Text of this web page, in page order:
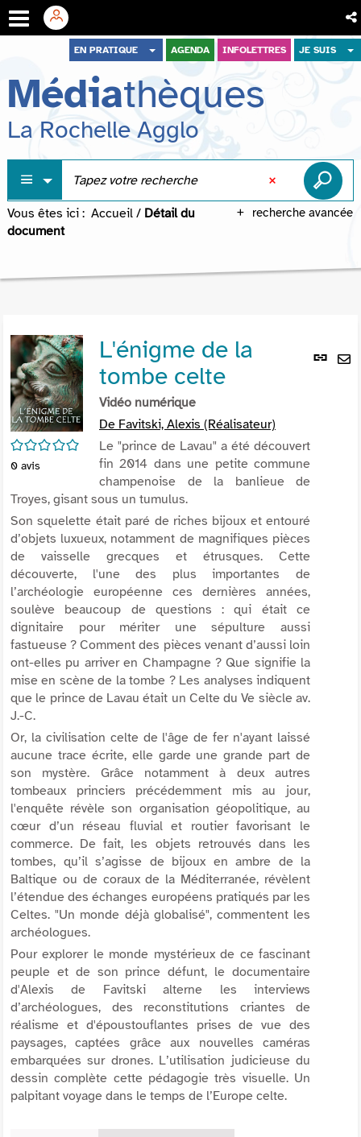
menu
contenu
recherche
EN PRATIQUE AGENDA INFOLETTRES JE SUIS
Médiathèques
La Rochelle Agglo
recherche avancée
Vous êtes ici : Accueil / Détail du
document
Lien
/5
0 avis
L'énigme de la
tombe celte
Vidéo numérique
De Favitski, Alexis (Réalisateur)
Le "prince de Lavau" a été découvert
fin 2014 dans une petite commune
champenoise de la banlieue de
Troyes, gisant sous un tumulus.
Son squelette était paré de riches bijoux et entouré
d’objets luxueux, notamment de magnifiques pièces
de vaisselle grecques et étrusques. Cette
découverte, l'une des plus importantes de
l’archéologie européenne ces dernières années,
soulève beaucoup de questions : qui était ce
dignitaire pour mériter une sépulture aussi
fastueuse ? Comment des pièces venant d’aussi loin
ont-elles pu arriver en Champagne ? Que signifie la
mise en scène de la tombe ? Les analyses indiquent
que le prince de Lavau était un Celte du Ve siècle av.
J.-C.
Or, la civilisation celte de l'âge de fer n'ayant laissé
aucune trace écrite, elle garde une grande part de
son mystère. Grâce notamment à deux autres
tombeaux princiers précédemment mis au jour,
l'enquête révèle son organisation géopolitique, au
cœur d’un réseau fluvial et routier favorisant le
commerce. De fait, les objets retrouvés dans les
tombes, qu’il s’agisse de bijoux en ambre de la
Baltique ou de coraux de la Méditerranée, révèlent
l’étendue des échanges européens pratiqués par les
Celtes. "Un monde déjà globalisé", commentent les
archéologues.
Pour explorer le monde mystérieux de ce fascinant
peuple et de son prince défunt, le documentaire
d'Alexis de Favitski alterne les interviews
d’archéologues, des reconstitutions criantes de
réalisme et d'époustouflantes prises de vue des
paysages, captées grâce aux nouvelles caméras
embarquées sur drones. L’utilisation judicieuse du
dessin complète cette pédagogie très visuelle. Un
palpitant voyage dans le temps de l’Europe celte.